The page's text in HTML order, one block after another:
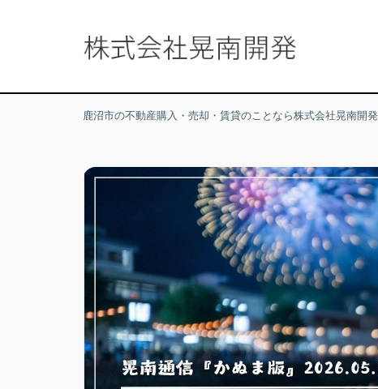
鹿沼市の不動産購入・売却・賃貸のことなら株式会社晃南開発